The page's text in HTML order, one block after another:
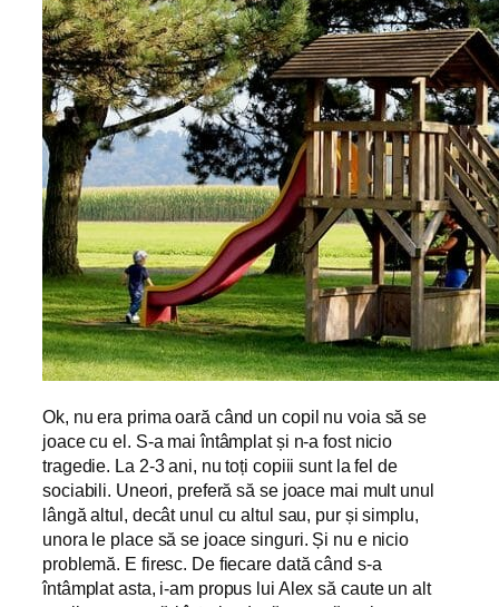
Ok, nu era prima oară când un copil nu voia să se
joace cu el. S-a mai întâmplat și n-a fost nicio
tragedie. La 2-3 ani, nu toți copiii sunt la fel de
sociabili. Uneori, preferă să se joace mai mult unul
lângă altul, decât unul cu altul sau, pur și simplu,
unora le place să se joace singuri. Și nu e nicio
problemă. E firesc. De fiecare dată când s-a
întâmplat asta, i-am propus lui Alex să caute un alt